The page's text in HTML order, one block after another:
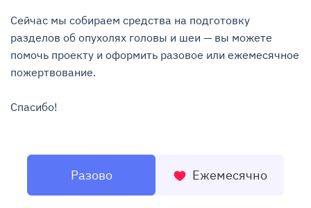
Сейчас мы собираем средства на подготовку
разделов об опухолях головы и шеи — вы можете
помочь проекту и оформить разовое или ежемесячное
пожертвование.
Спасибо!
Разово Ежемесячно